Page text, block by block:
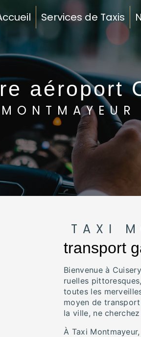
Services de Taxis
aéroport
TAXI
transport
Bienvenue à
ruelles
toutes les
moyen de
la ville, ne
À Taxi